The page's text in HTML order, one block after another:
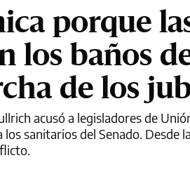
porque
los baños
de los
acusó a legisladores de
los sanitarios del Senado.